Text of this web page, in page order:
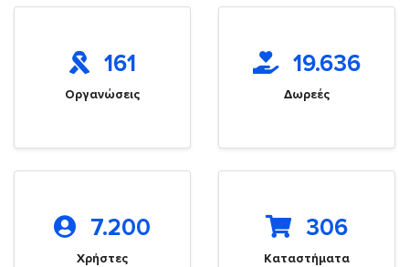
161
Οργανώσεις
19.636
Δωρεές
7.200
Χρήστες
306
Καταστήματα